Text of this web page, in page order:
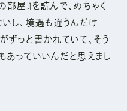
屋』を読んで、めちゃく
し、境遇も違うんだけ
っと書かれていて、そう
あっていいんだと思えまし